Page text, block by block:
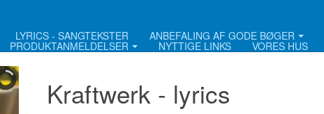
LYRICS - SANGTEKSTER ANBEFALING AF GODE BØGER
PRODUKTANMELDELSER NYTTIGE LINKS VORES HUS
Kraftwerk - lyrics